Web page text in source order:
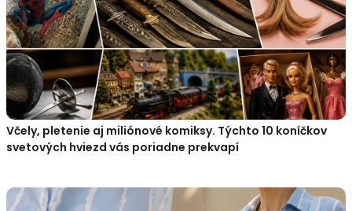
Včely, pletenie aj miliónové komiksy. Týchto 10 koníčkov
svetových hviezd vás poriadne prekvapí